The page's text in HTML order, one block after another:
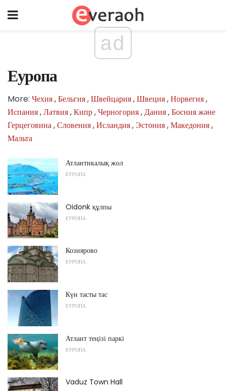
ad
Еуропа
More: Чехия,Бельгия,Швейцария,Швеция,Норвегия,
Испания,Латвия,Кипр,Черногория,Дания,Босния және
Герцеговина,Словения,Исландия, Эстония,Македония,
Мальта
Атлантикалық жол
ЕУРОПА
Oidonk құлпы
ЕУРОПА
Козиярово
ЕУРОПА
Күн тасты тас
ЕУРОПА
Атлант теңізі паркі
ЕУРОПА
Vaduz Town Hall